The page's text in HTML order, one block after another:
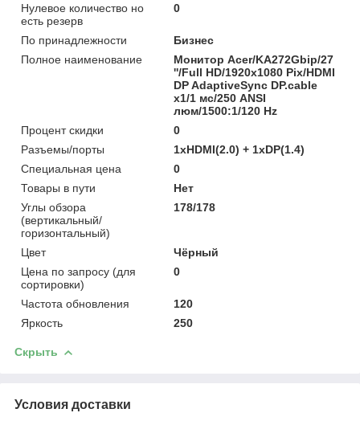
Нулевое количество но
есть резерв
0
По принадлежности
Бизнес
Полное наименование
Монитор Acer/KA272Gbip/27
''/Full HD/1920x1080 Pix/HDMI
DP AdaptiveSync DP.cable
x1/1 мс/250 ANSI
люм/1500:1/120 Hz
Процент скидки
0
Разъемы/порты
1xHDMI(2.0) + 1xDP(1.4)
Специальная цена
0
Товары в пути
Нет
Углы обзора
(вертикальный/
горизонтальный)
178/178
Цвет
Чёрный
Цена по запросу (для
сортировки)
0
Частота обновления
120
Яркость
250
Скрыть
Условия доставки